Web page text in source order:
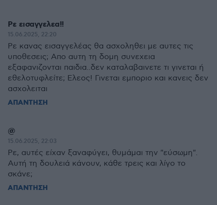
Ρε εισαγγελεα!!
15.06.2025, 22:20
Ρε κανας εισαγγελέας θα ασχοληθει με αυτες τις
υποθεσεις; Απο αυτη τη δομη συνεχεια
εξαφανιζονται παιδια..δεν καταλαβαινετε τι γινεται ή
εθελοτυφλείτε; Ελεος! Γινεται εμποριο και κανεις δεν
ασχολειται
ΑΠΑΝΤΗΣΗ
@
15.06.2025, 22:03
Ρε, αυτές είχαν ξαναφύγει, θυμάμαι την "εύσωμη".
Αυτή τη δουλειά κάνουν, κάθε τρεις και λίγο το
σκάνε;
ΑΠΑΝΤΗΣΗ